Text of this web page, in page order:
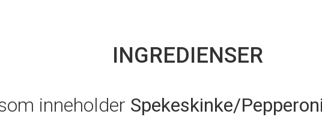
INGREDIENSER
inneholder Spekeskinke/